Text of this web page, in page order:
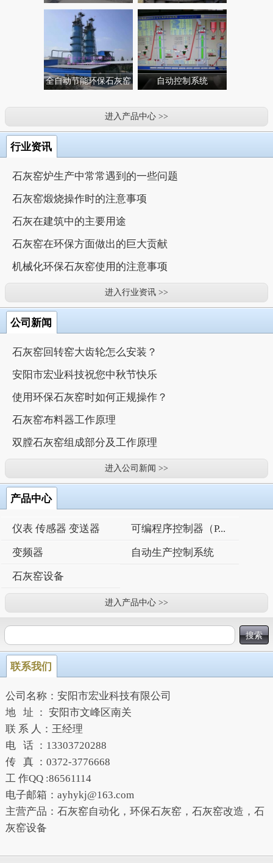
全自动节能环保石灰窑 自动控制系统
进入产品中心 >>
行业资讯
石灰窑炉生产中常常遇到的一些问题
石灰窑煅烧操作时的注意事项
石灰在建筑中的主要用途
石灰窑在环保方面做出的巨大贡献
机械化环保石灰窑使用的注意事项
进入行业资讯 >>
公司新闻
石灰窑回转窑大齿轮怎么安装？
安阳市宏业科技祝您中秋节快乐
使用环保石灰窑时如何正规操作？
石灰窑布料器工作原理
双膛石灰窑组成部分及工作原理
进入公司新闻 >>
产品中心
仪表 传感器 变送器 可编程序控制器（P...
变频器 自动生产控制系统
石灰窑设备
进入产品中心 >>
联系我们
公司名称：安阳市宏业科技有限公司
地 址 ： 安阳市文峰区南关
联 系 人：王经理
电 话 ：13303720288
传 真 ：0372-3776668
工 作QQ :86561114
电子邮箱：ayhykj@163.com
主营产品：石灰窑自动化，环保石灰窑，石灰窑改造，石
灰窑设备